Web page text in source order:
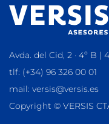
Avda. del Cid, 2 · 4º B |
tlf: (+34) 96 326 00 01
mail: versis@versis.es
Copyright © VERSIS